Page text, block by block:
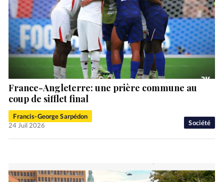
Société
France-Angleterre: une prière commune au
coup de sifflet final
Francis-George Sarpédon
24 Juil 2026